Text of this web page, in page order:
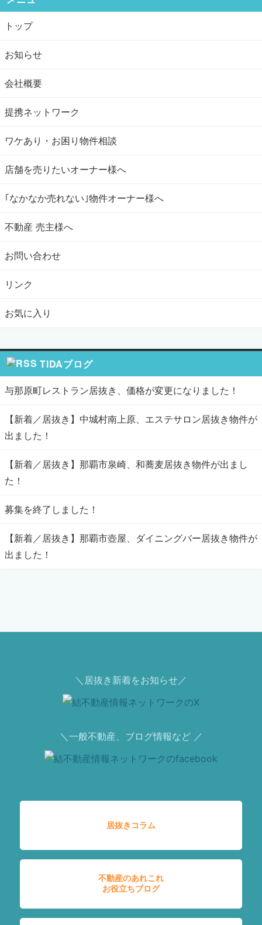
トップ
お知らせ
会社概要
提携ネットワーク
ワケあり・お困り物件相談
店舗を売りたいオーナー様へ
｢なかなか売れない｣物件オーナー様へ
不動産 売主様へ
お問い合わせ
リンク
お気に入り
TIDAブログ
与那原町レストラン居抜き、価格が変更になりました！
【新着／居抜き】中城村南上原、エステサロン居抜き物件が
出ました！
【新着／居抜き】那覇市泉崎、和蕎麦居抜き物件が出まし
た！
募集を終了しました！
【新着／居抜き】那覇市壺屋、ダイニングバー居抜き物件が
出ました！
＼居抜き新着をお知らせ／
＼一般不動産、ブログ情報など ／
居抜きコラム
不動産のあれこれ
お役立ちブログ